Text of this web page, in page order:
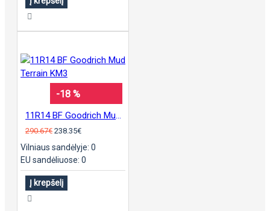
-18 %
290.67€ 238.35€
Vilniaus sandėlyje: 0
EU sandėliuose: 0
Į krepšelį